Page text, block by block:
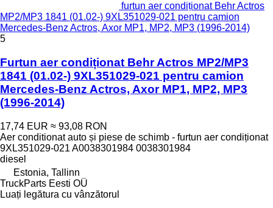
furtun aer condiționat Behr Actros
MP2/MP3 1841 (01.02-) 9XL351029-021 pentru camion
Mercedes-Benz Actros, Axor MP1, MP2, MP3 (1996-2014)
5
Furtun aer condiționat Behr Actros MP2/MP3
1841 (01.02-) 9XL351029-021 pentru camion
Mercedes-Benz Actros, Axor MP1, MP2, MP3
(1996-2014)
17,74 EUR ≈ 93,08 RON
Aer conditionat auto și piese de schimb - furtun aer condiționat
9XL351029-021 A0038301984 0038301984
diesel
Estonia, Tallinn
TruckParts Eesti OÜ
Luați legătura cu vânzătorul